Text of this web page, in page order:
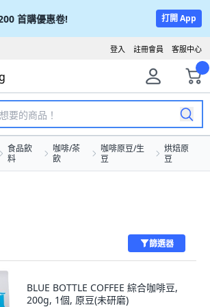
首購優惠卷! 打開 App
客服中心
註冊會員
登入
食品飲
料
咖啡/茶
飲
咖啡原豆/生
豆
烘焙原
豆
篩選器
BLUE BOTTLE COFFEE 綜合咖啡豆,
200g, 1個, 原豆(未研磨)